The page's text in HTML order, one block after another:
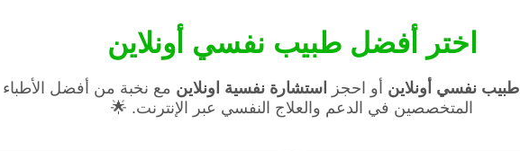
اختر أفضل طبيب نفسي أونلاين
طبيب نفسي أونلاين أو احجز استشارة نفسية اونلاين مع نخبة من أفضل الأطباء
المتخصصين في الدعم والعلاج النفسي عبر الإنترنت. 🌟